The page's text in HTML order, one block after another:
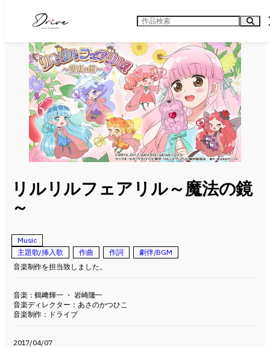
検
リルリルフェアリル～魔法の鏡
～
Music
主題歌/挿入歌
作曲 作詞
劇伴/BGM
音楽制作を担当致しました。
音楽：鶴﨑輝一 ・ 岩崎隆一
音楽ディレクター：あさのかつひこ
音楽制作：ドライブ
2017/04/07